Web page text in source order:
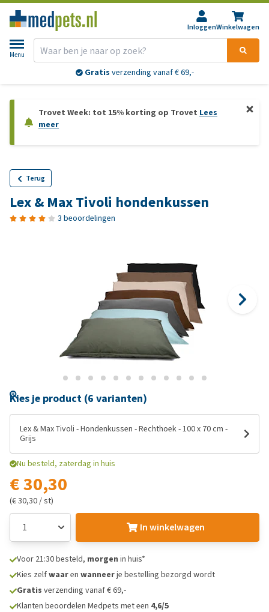
InloggenWinkelwagen
Menu
Gratis verzending vanaf € 69,-
Trovet Week: tot 15% korting op Trovet Lees
meer
Terug
Lex & Max Tivoli hondenkussen
3 beoordelingen
Kies je product (6 varianten)
Lex & Max Tivoli - Hondenkussen - Rechthoek - 100 x 70 cm -
Grijs
Nu besteld, zaterdag in huis
€ 30,30
(€ 30,30 / st)
In winkelwagen
Voor 21:30 besteld, morgen in huis*
Kies zelfwaaren wanneerje bestelling bezorgd wordt
Gratis verzending vanaf € 69,-
Klanten beoordelen Medpets met een 4,6/5